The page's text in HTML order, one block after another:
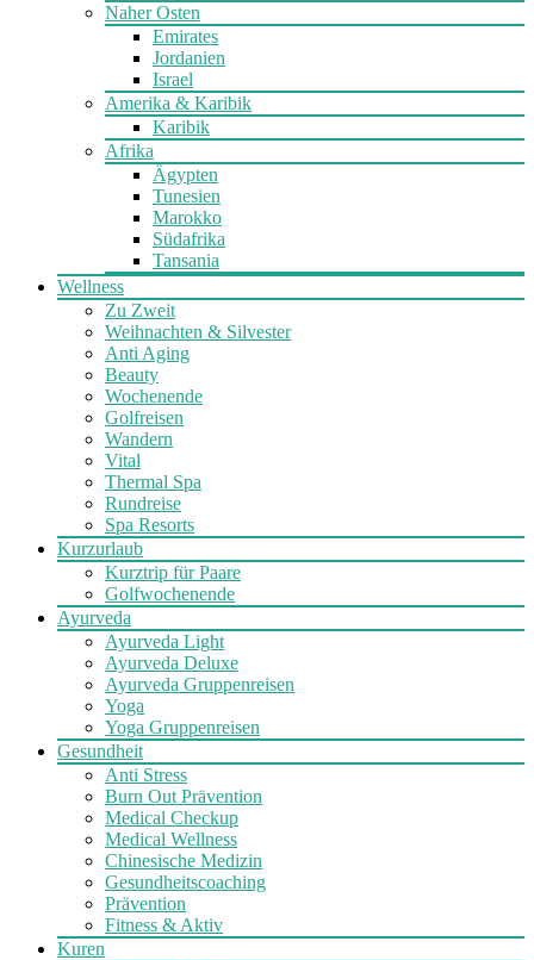
Naher Osten
Emirates
Jordanien
Israel
Amerika & Karibik
Karibik
Afrika
Ägypten
Tunesien
Marokko
Südafrika
Tansania
Wellness
Zu Zweit
Weihnachten & Silvester
Anti Aging
Beauty
Wochenende
Golfreisen
Wandern
Vital
Thermal Spa
Rundreise
Spa Resorts
Kurzurlaub
Kurztrip für Paare
Golfwochenende
Ayurveda
Ayurveda Light
Ayurveda Deluxe
Ayurveda Gruppenreisen
Yoga
Yoga Gruppenreisen
Gesundheit
Anti Stress
Burn Out Prävention
Medical Checkup
Medical Wellness
Chinesische Medizin
Gesundheitscoaching
Prävention
Fitness & Aktiv
Kuren